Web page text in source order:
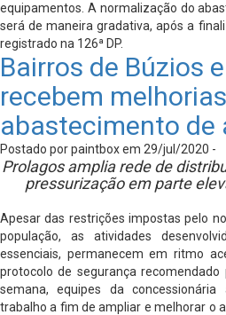
equipamentos. A normalização do
será de maneira gradativa, após a
registrado na 126ª DP.
Bairros de Búzios
recebem
abastecimento de
Postado por paintbox em 29/jul/2020 -
Prolagos amplia rede de
pressurização em parte
Apesar das restrições impostas pelo
população, as atividades
essenciais, permanecem em ritmo
protocolo de segurança recomendado
semana, equipes da
trabalho a fim de ampliar e melhorar o